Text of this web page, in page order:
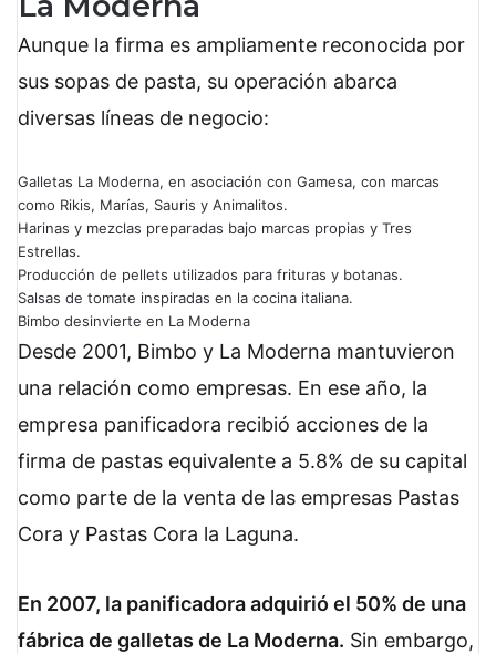
Aunque la firma es ampliamente reconocida por
sus sopas de pasta, su operación abarca
diversas líneas de negocio:
Galletas La Moderna, en asociación con Gamesa, con marcas
como Rikis, Marías, Sauris y Animalitos.
Harinas y mezclas preparadas bajo marcas propias y Tres
Estrellas.
Producción de pellets utilizados para frituras y botanas.
Salsas de tomate inspiradas en la cocina italiana.
Bimbo desinvierte en La Moderna
Desde 2001, Bimbo y La Moderna mantuvieron
una relación como empresas. En ese año, la
empresa panificadora recibió acciones de la
firma de pastas equivalente a 5.8% de su capital
como parte de la venta de las empresas Pastas
Cora y Pastas Cora la Laguna.
En 2007, la panificadora adquirió el 50% de una
fábrica de galletas de La Moderna. Sin embargo,